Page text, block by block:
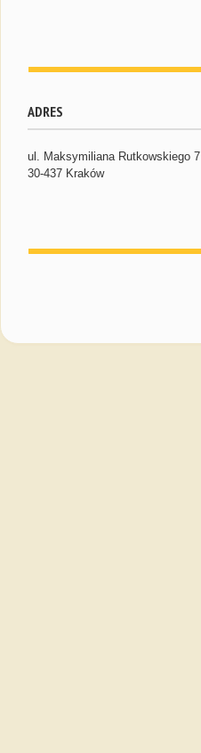
ADRES
ul. Maksymiliana Rutkowskiego 7
30-437 Kraków